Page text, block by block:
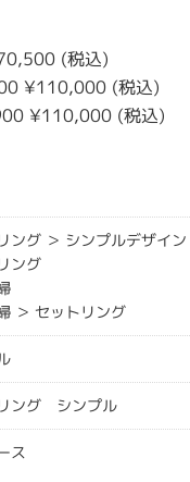
(税込)
¥110,000 (税込)
¥110,000 (税込)
ング ＞ シンプルデザイン
ング
＞ セットリング
ング シンプル
ス